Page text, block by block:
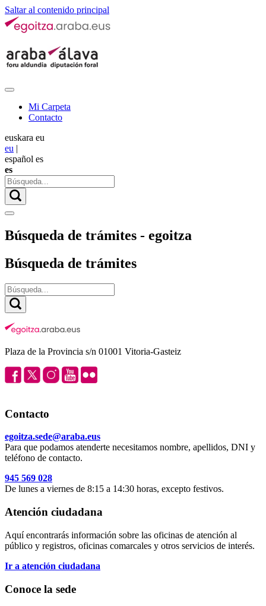
Saltar al contenido principal
Mi Carpeta
Contacto
euskara eu
eu |
español es
es
Búsqueda de trámites - egoitza
Búsqueda de trámites
Plaza de la Provincia s/n 01001 Vitoria-Gasteiz
Contacto
egoitza.sede@araba.eus
Para que podamos atenderte necesitamos nombre, apellidos, DNI y
teléfono de contacto.
945 569 028
De lunes a viernes de 8:15 a 14:30 horas, excepto festivos.
Atención ciudadana
Aquí encontrarás información sobre las oficinas de atención al
público y registros, oficinas comarcales y otros servicios de interés.
Ir a atención ciudadana
Conoce la sede